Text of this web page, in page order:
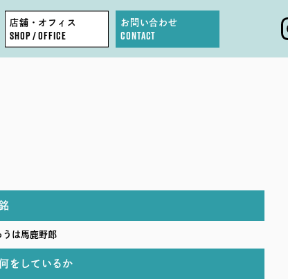
店舗・オフィス
SHOP / OFFICE
お問い合わせ
CONTACT
うは馬鹿野郎
をしているか